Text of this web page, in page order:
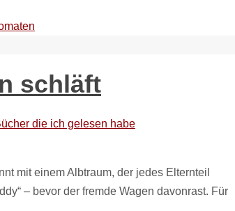
schläft
die ich gelesen habe
mit einem Albtraum, der jedes Elternteil
– bevor der fremde Wagen davonrast. Für